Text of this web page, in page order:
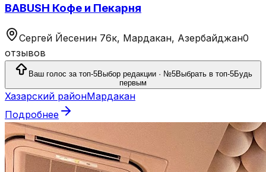
BABUSH Кофе и Пекарня
Сергей Йесенин 76к, Мардакан, Азербайджан0
отзывов
Ваш голос за топ-5Выбор редакции · №5Выбрать в топ-5Будь
первым
Хазарский районМардакан
Подробнее